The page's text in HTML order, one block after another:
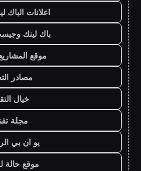
اعلانات الباك
باك لينك
موقع
مصادر
خيال
مجلة
يو ان بي
موقع حالة